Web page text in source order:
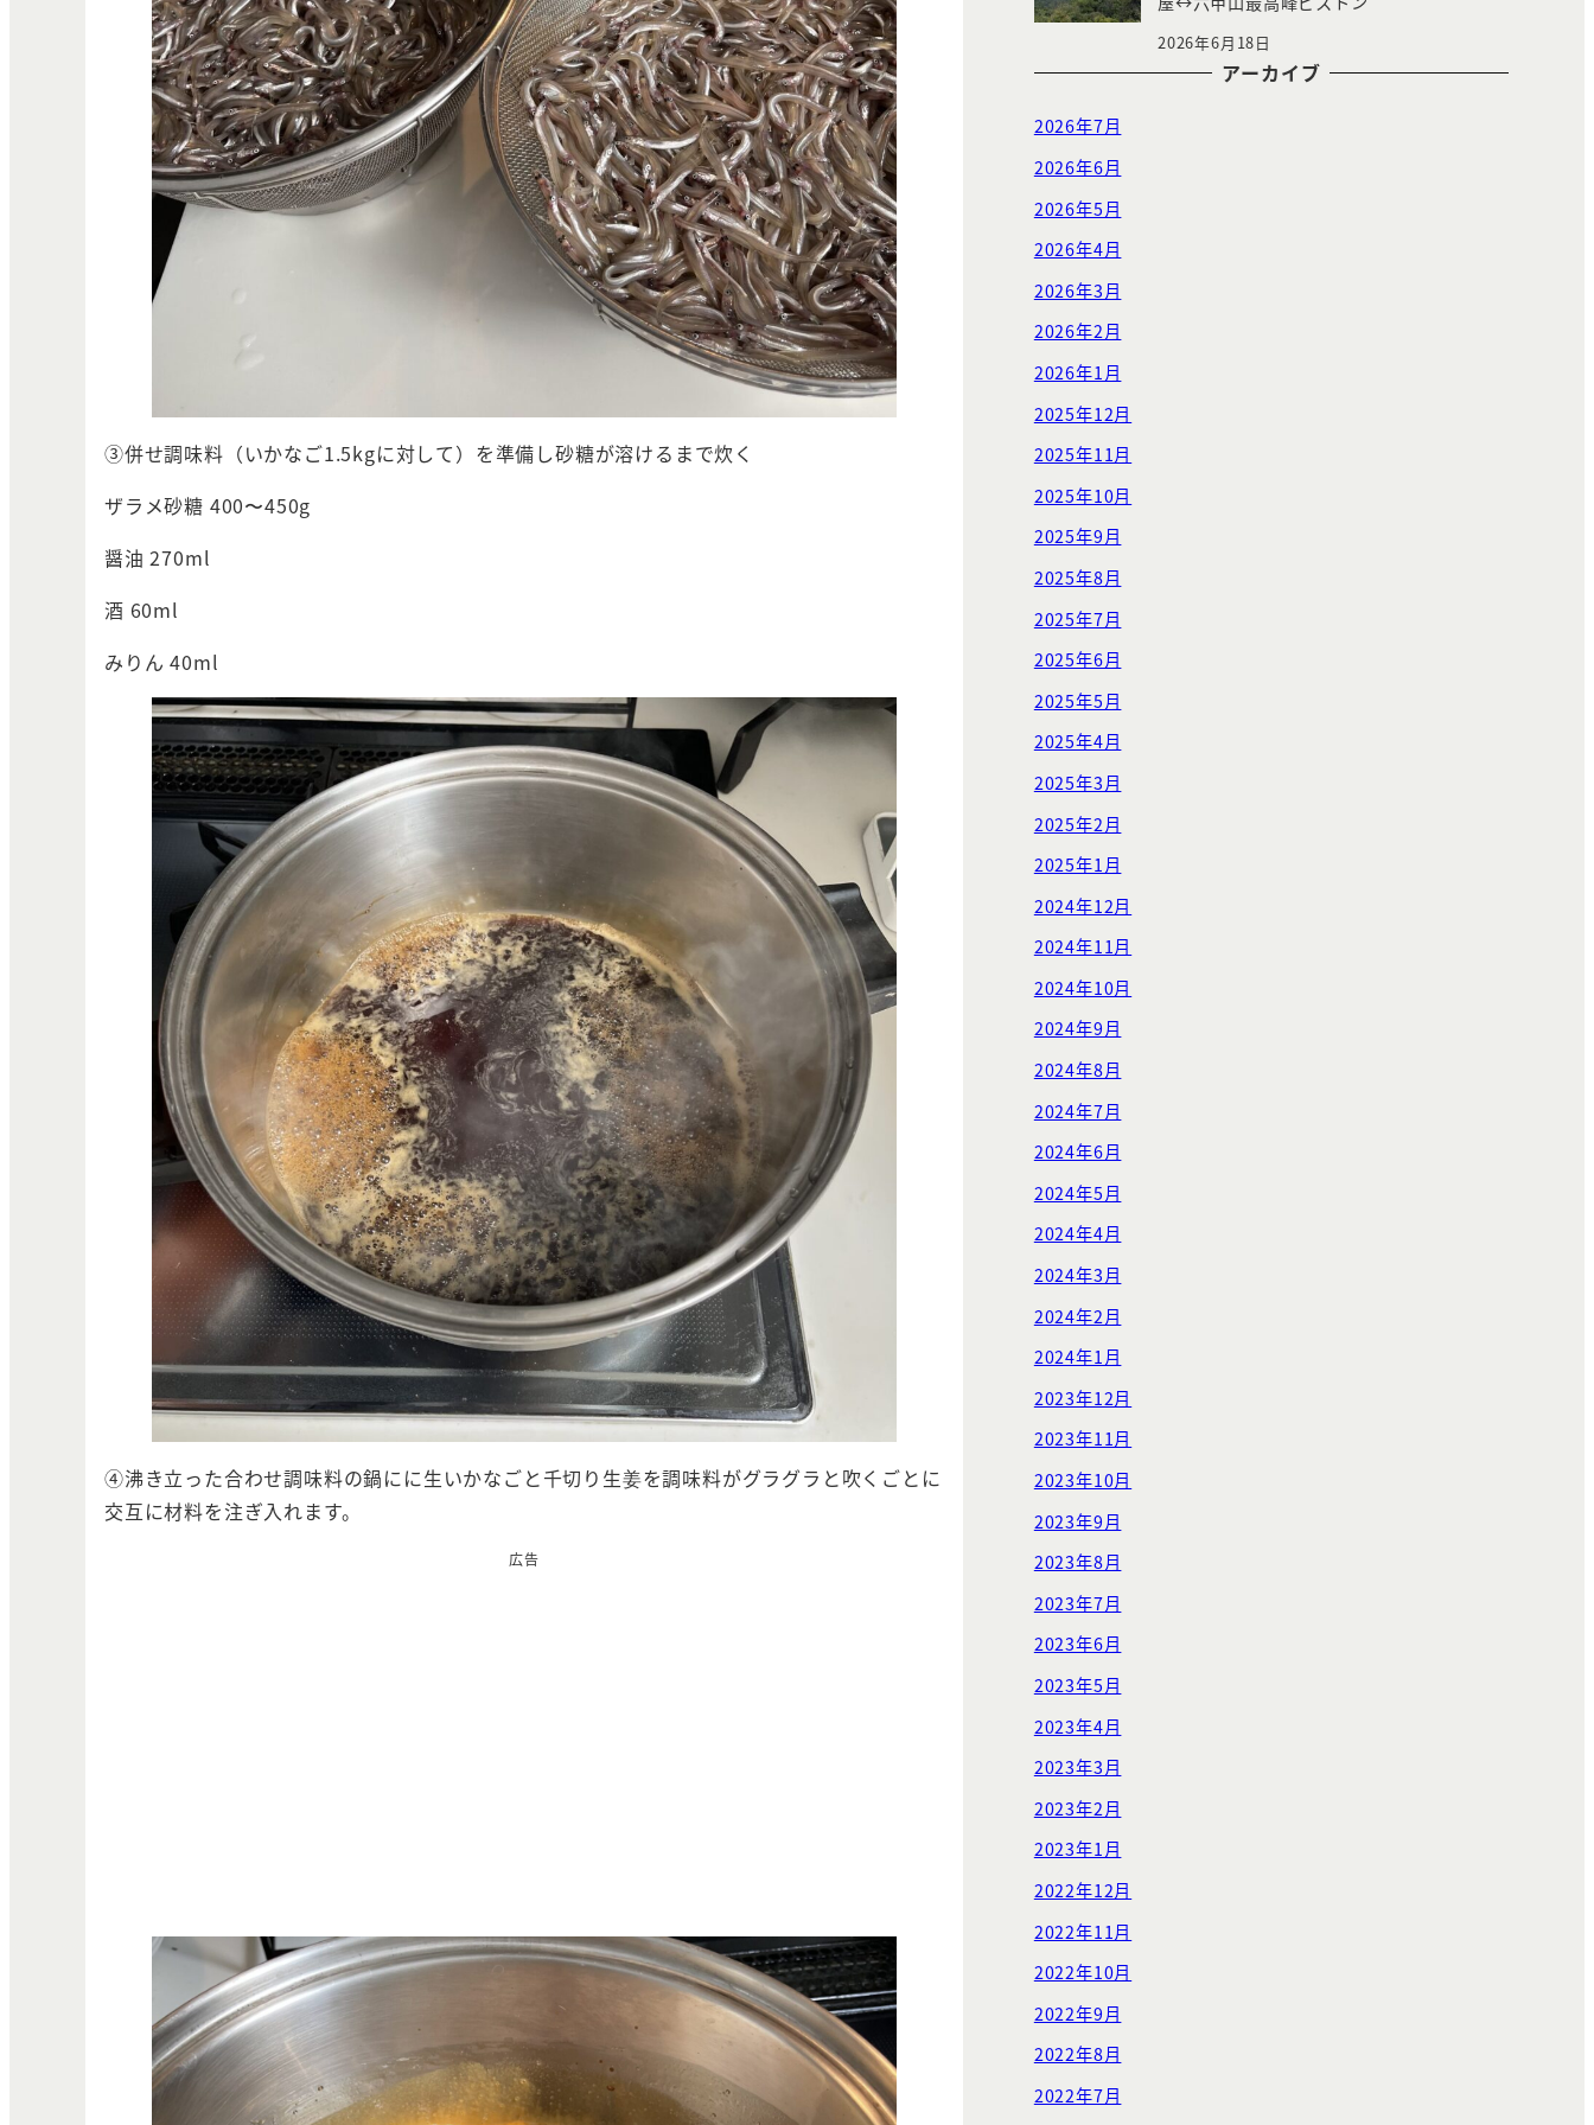
③併せ調味料（いかなご1.5kgに対して）を準備し砂糖が溶けるまで炊く
ザラメ砂糖 400〜450g
醤油 270ml
酒 60ml
みりん 40ml
④沸き立った合わせ調味料の鍋にに生いかなごと千切り生姜を調味料がグラグラと吹くごとに
交互に材料を注ぎ入れます。
広告
2026年6月18日
アーカイブ
2026年7月
2026年6月
2026年5月
2026年4月
2026年3月
2026年2月
2026年1月
2025年12月
2025年11月
2025年10月
2025年9月
2025年8月
2025年7月
2025年6月
2025年5月
2025年4月
2025年3月
2025年2月
2025年1月
2024年12月
2024年11月
2024年10月
2024年9月
2024年8月
2024年7月
2024年6月
2024年5月
2024年4月
2024年3月
2024年2月
2024年1月
2023年12月
2023年11月
2023年10月
2023年9月
2023年8月
2023年7月
2023年6月
2023年5月
2023年4月
2023年3月
2023年2月
2023年1月
2022年12月
2022年11月
2022年10月
2022年9月
2022年8月
2022年7月